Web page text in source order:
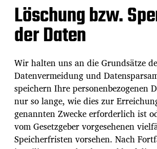
Löschung bzw.
der Daten
Wir halten uns an die Grundsätze
Datenvermeidung und
speichern Ihre personenbezogenen
nur so lange, wie dies zur
genannten Zwecke erforderlich ist
vom Gesetzgeber vorgesehenen
Speicherfristen vorsehen. Nach